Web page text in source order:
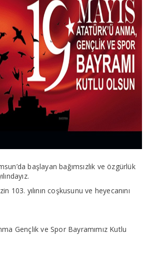
başlayan bağımsızlık ve özgürlük
103. yılının coşkusunu ve heyecanını
Gençlik ve Spor Bayramımız Kutlu